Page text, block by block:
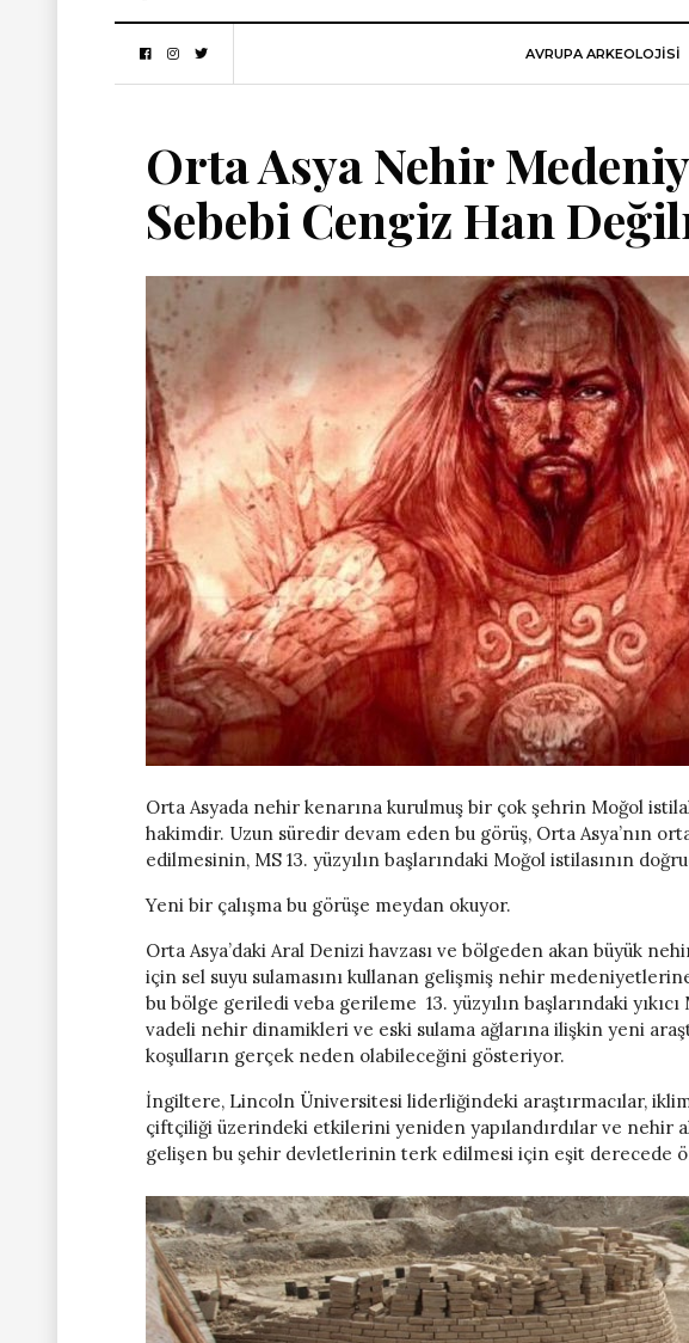
AVRUPA ARKEOLOJISI
Orta Asya Nehir
Sebebi Cengiz Han
Orta Asyada nehir kenarına kurulmuş bir çok şehrin Moğol
hakimdir. Uzun süredir devam eden bu görüş, Orta Asya’nın
edilmesinin, MS 13. yüzyılın başlarındaki Moğol istilasının
Yeni bir çalışma bu görüşe meydan okuyor.
Orta Asya’daki Aral Denizi havzası ve bölgeden akan büyük
için sel suyu sulamasını kullanan gelişmiş nehir
bu bölge geriledi veba gerileme 13. yüzyılın başlarındaki
vadeli nehir dinamikleri ve eski sulama ağlarına ilişkin yeni
koşulların gerçek neden olabileceğini gösteriyor.
İngiltere, Lincoln Üniversitesi liderliğindeki araştırmacılar,
çiftçiliği üzerindeki etkilerini yeniden yapılandırdılar ve nehir
gelişen bu şehir devletlerinin terk edilmesi için eşit derecede